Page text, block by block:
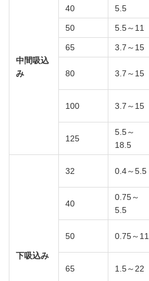
中間吸込
み
40 5.5
50 5.5～11
65 3.7～15
80 3.7～15
100 3.7～15
125
5.5～
18.5
下吸込み
32 0.4～5.5
40
0.75～
5.5
50 0.75～11
65 1.5～22